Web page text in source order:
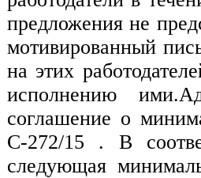
предложения не
мотивированный
на этих
исполнению
соглашение о
С-272/15 . В
следующая